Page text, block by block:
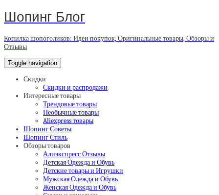
Шопинг Блог
Копилка шопоголиков: Идеи покупок, Оригинальные товары, Обзоры и
Отзывы
Toggle navigation
Скидки
Скидки и распродажи
Интересные товары
Трендовые товары
Необычные товары
Aliexpress товары
Шопинг Советы
Шопинг Стиль
Обзоры товаров
Алиэкспресс Отзывы
Детская Одежда и Обувь
Детские товары и Игрушки
Мужская Одежда и Обувь
Женская Одежда и Обувь